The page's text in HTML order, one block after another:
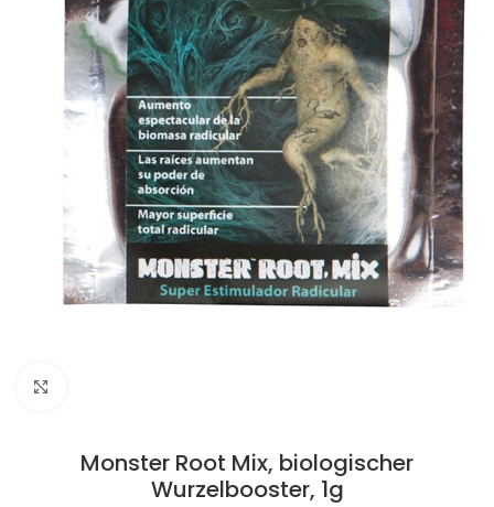
Monster Root Mix, biologischer
Wurzelbooster, 1g